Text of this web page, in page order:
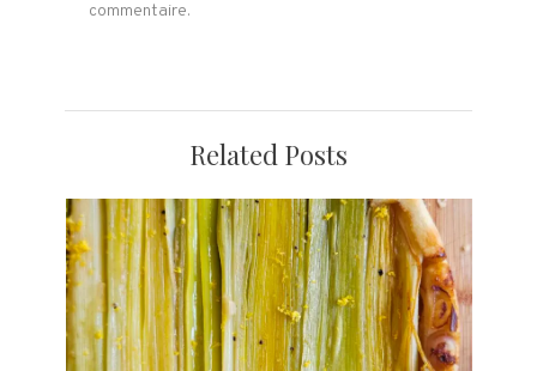
commentaire.
Related Posts